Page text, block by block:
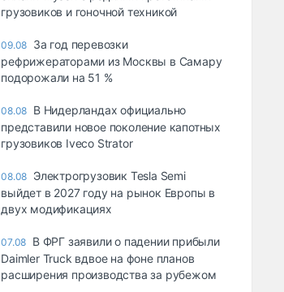
грузовиков и гоночной техникой
09.08 За год перевозки
рефрижераторами из Москвы в Самару
подорожали на 51 %
08.08 В Нидерландах официально
представили новое поколение капотных
грузовиков Iveco Strator
08.08 Электрогрузовик Tesla Semi
выйдет в 2027 году на рынок Европы в
двух модификациях
07.08 В ФРГ заявили о падении прибыли
Daimler Truck вдвое на фоне планов
расширения производства за рубежом